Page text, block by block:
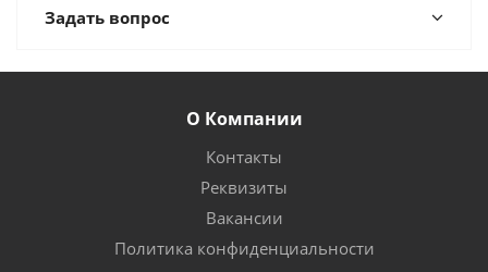
Задать вопрос
О Компании
Контакты
Реквизиты
Вакансии
Политика конфиденциальности